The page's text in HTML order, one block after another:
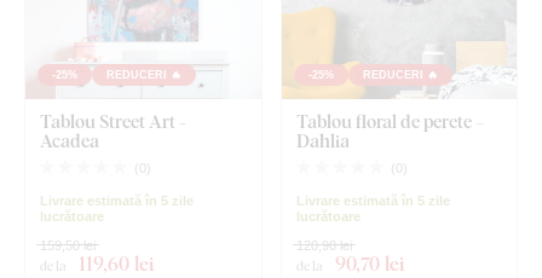
-25% REDUCERI 🔥
Tablou Street Art -
Acadea
( 0)
Livrare estimată în 5 zile
lucrătoare
de la 119,60 lei
159,50 lei
-25% REDUCERI 🔥
Tablou floral de perete –
Dahlia
( 0)
Livrare estimată în 5 zile
lucrătoare
de la 90,70 lei
120,90 lei